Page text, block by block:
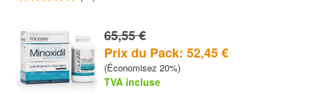
120 Comprimés PACK ÉCONOMIQUE
65,55 €
Prix du Pack: 52,45 €
(Économisez 20%)
TVA incluse